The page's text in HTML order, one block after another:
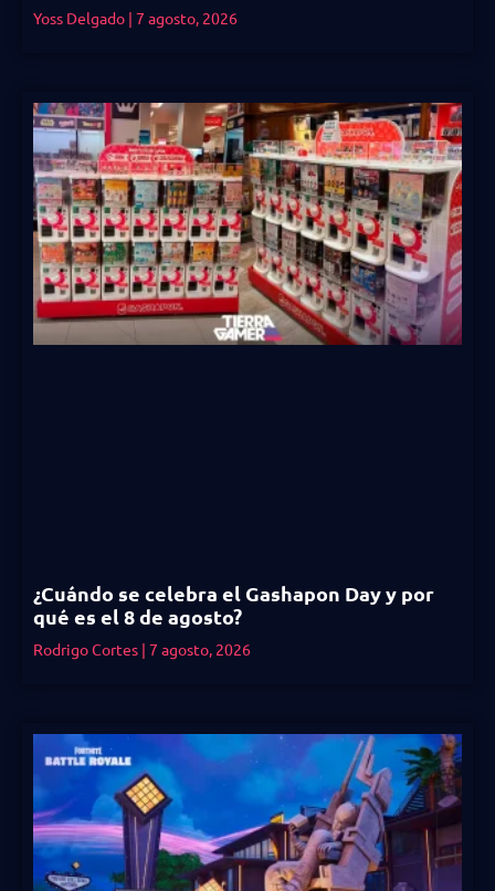
Yoss Delgado 7 agosto, 2026
¿Cuándo se celebra el Gashapon Day y por
qué es el 8 de agosto?
Rodrigo Cortes 7 agosto, 2026